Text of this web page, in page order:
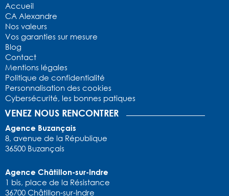
Accueil
CA Alexandre
Nos valeurs
Vos garanties sur mesure
Blog
Contact
Mentions légales
Politique de confidentialité
Personnalisation des cookies
Cybersécurité, les bonnes patiques
VENEZ NOUS RENCONTRER
Agence Buzançais
8, avenue de la République
36500 Buzançais
Agence Châtillon-sur-Indre
1 bis, place de la Résistance
36700 Châtillon-sur-Indre